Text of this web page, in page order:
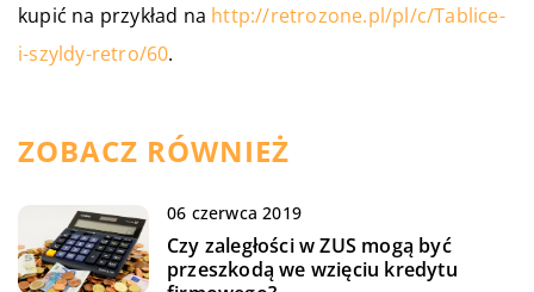
kupić na przykład na http://retrozone.pl/pl/c/Tablice-
i-szyldy-retro/60.
ZOBACZ RÓWNIEŻ
06 czerwca 2019
Czy zaległości w ZUS mogą być
przeszkodą we wzięciu kredytu